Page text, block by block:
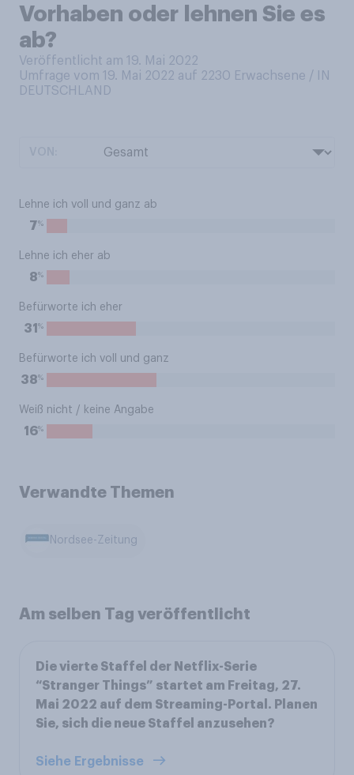
Vorhaben oder lehnen Sie es
ab?
Veröffentlicht am 19. Mai 2022
Umfrage vom 19. Mai 2022 auf 2230 Erwachsene / IN
DEUTSCHLAND
Lehne ich voll und ganz ab
7%
Lehne ich eher ab
8%
Befürworte ich eher
31 %
Befürworte ich voll und ganz
38%
Weiß nicht / keine Angabe
16%
Verwandte Themen
Nordsee-Zeitung
Am selben Tag veröffentlicht
Die vierte Staffel der Netflix-Serie
“Stranger Things” startet am Freitag, 27.
Mai 2022 auf dem Streaming-Portal. Planen
Sie, sich die neue Staffel anzusehen?
Siehe Ergebnisse